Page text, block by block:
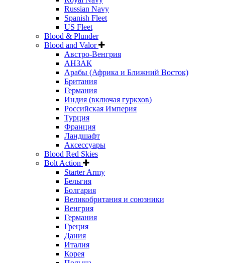
Russian Navy
Spanish Fleet
US Fleet
Blood & Plunder
Blood and Valor
Австро-Венгрия
АНЗАК
Арабы (Африка и Ближний Восток)
Британия
Германия
Индия (включая гуркхов)
Российская Империя
Турция
Франция
Ландшафт
Аксессуары
Blood Red Skies
Bolt Action
Starter Army
Бельгия
Болгария
Великобритания и союзники
Венгрия
Германия
Греция
Дания
Италия
Корея